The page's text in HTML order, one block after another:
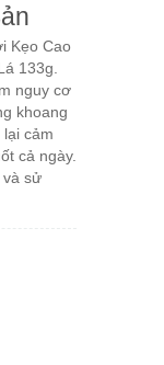
Kẹo Cao
133g.
nguy cơ
khoang
cảm
cả ngày.
và sử